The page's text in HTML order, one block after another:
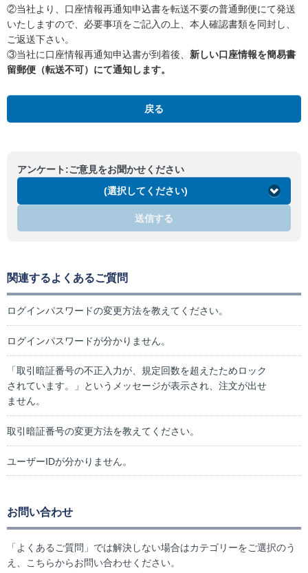
②当社より、口座情報再通知申込書を転送不要の普通郵便にて発送
いたしますので、必要事項をご記入の上、本人確認書類を同封し、
ご返送下さい。
③当社に口座情報再通知申込書が到着後、 新しい口座情報を簡易書
留郵便（転送不可）にて通知します。
戻る
アンケート:ご意見をお聞かせください
(選択してください)
送信する
関連するよくあるご質問
ログインパスワードの変更方法を教えてください。
ログインパスワードが分かりません。
「取引暗証番号の不正入力が、規定回数を超えたためロック
されています。」というメッセージが表示され、注文が出せ
ません。
取引暗証番号の変更方法を教えてください。
ユーザーIDが分かりません。
お問い合わせ
「よくあるご質問」では解決しない場合はカテゴリーをご選択のう
え、こちらからお問い合わせください。